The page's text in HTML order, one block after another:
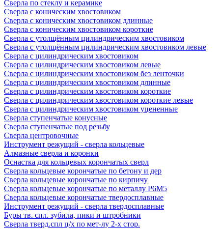
Сверла по стеклу и керамике
Сверла с коническим хвостовиком
Сверла с коническим хвостовиком длинные
Сверла с коническим хвостовиком короткие
Сверла с утолщённым цилиндрическим хвостовиком
Сверла с утолщённым цилиндрическим хвостовиком левые
Сверла с цилиндрическим хвостовиком
Сверла с цилиндрическим хвостовиком левые
Сверла с цилиндрическим хвостовиком без ленточки
Сверла с цилиндрическим хвостовиком длинные
Сверла с цилиндрическим хвостовиком короткие
Сверла с цилиндрическим хвостовиком короткие левые
Сверла с цилиндрическим хвостовиком уцененные
Сверла ступенчатые конусные
Сверла ступенчатые под резьбу
Сверла центровочные
Инструмент режущий - сверла кольцевые
Алмазные сверла и коронки
Оснастка для кольцевых корончатых сверл
Сверла кольцевые корончатые по бетону и дер
Сверла кольцевые корончатые по кирпичу
Сверла кольцевые корончатые по металлу Р6М5
Сверла кольцевые корончатые твердосплавные
Инструмент режущий - сверла твердосплавные
Буры тв. спл. зубила, пики и штробники
Сверла тверд.спл ц/х по мет-лу 2-х стор.